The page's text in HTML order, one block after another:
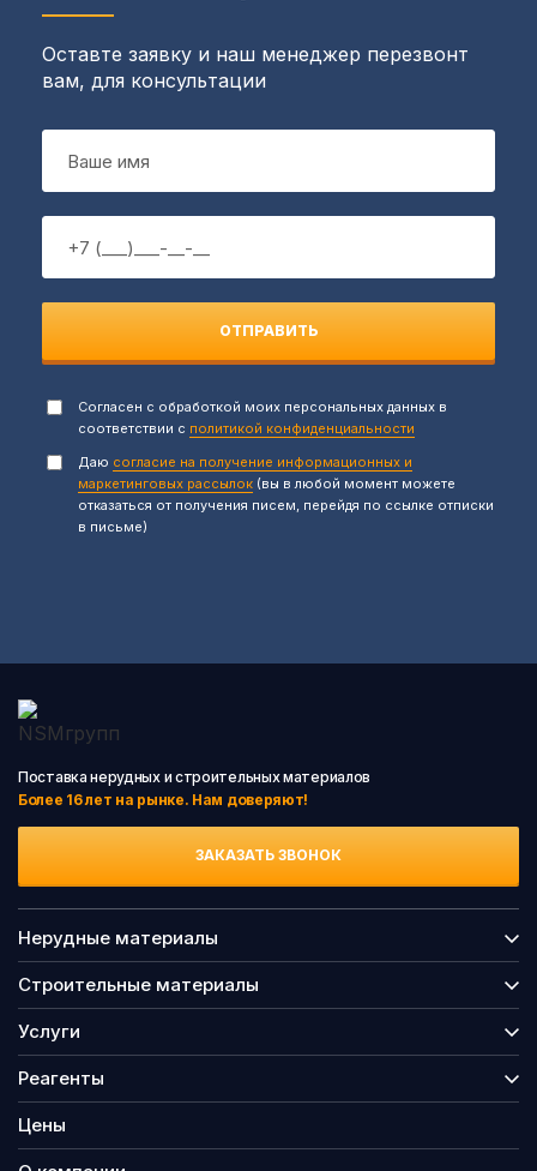
Оставте заявку и наш менеджер перезвонт
вам, для консультации
ОТПРАВИТЬ
Согласен с обработкой моих персональных данных в
соответствии с политикой конфиденциальности
Даю согласие на получение информационных и
маркетинговых рассылок (вы в любой момент можете
отказаться от получения писем, перейдя по ссылке отписки
в письме)
Поставка нерудных и строительных материалов
Более 16 лет на рынке. Нам доверяют!
ЗАКАЗАТЬ ЗВОНОК
Нерудные материалы
Строительные материалы
Услуги
Реагенты
Цены